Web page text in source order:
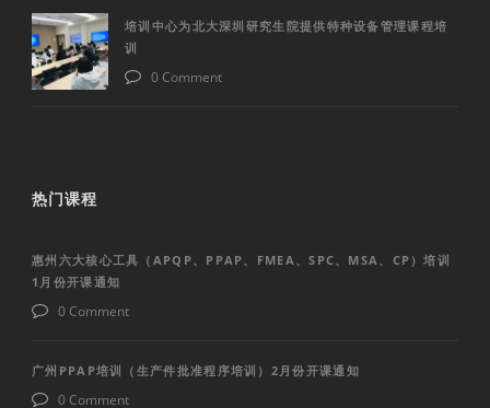
培训中心为北大深圳研究生院提供特种设备管理课程培
训
0 Comment
热门课程
惠州六大核心工具（APQP、PPAP、FMEA、SPC、MSA、CP）培训
1月份开课通知
0 Comment
广州PPAP培训（生产件批准程序培训）2月份开课通知
0 Comment